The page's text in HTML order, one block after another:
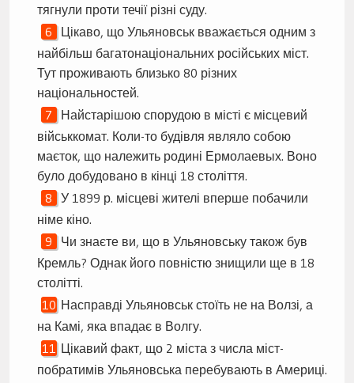
тягнули проти течії різні суду.
Цікаво, що Ульяновськ вважається одним з
найбільш багатонаціональних російських міст.
Тут проживають близько 80 різних
національностей.
Найстарішою спорудою в місті є місцевий
військкомат. Коли-то будівля являло собою
маєток, що належить родині Ермолаевых. Воно
було добудовано в кінці 18 століття.
У 1899 р. місцеві жителі вперше побачили
німе кіно.
Чи знаєте ви, що в Ульяновську також був
Кремль? Однак його повністю знищили ще в 18
столітті.
Насправді Ульяновськ стоїть не на Волзі, а
на Камі, яка впадає в Волгу.
Цікавий факт, що 2 міста з числа міст-
побратимів Ульяновська перебувають в Америці.